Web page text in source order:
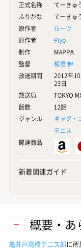
正式名称
てーきゅ
ふりがな
てーきゅ
原作者
ルーツ
原作者
Piyo
制作
MAPPA
監督
板垣 伸
放送期間
2012年
23日
放送局
TOKYO
話数
12話
ジャンル
ギャグ・
テニス
関連商品
新着関連ガイド
概要・あ
亀井戸高校テニス部に所